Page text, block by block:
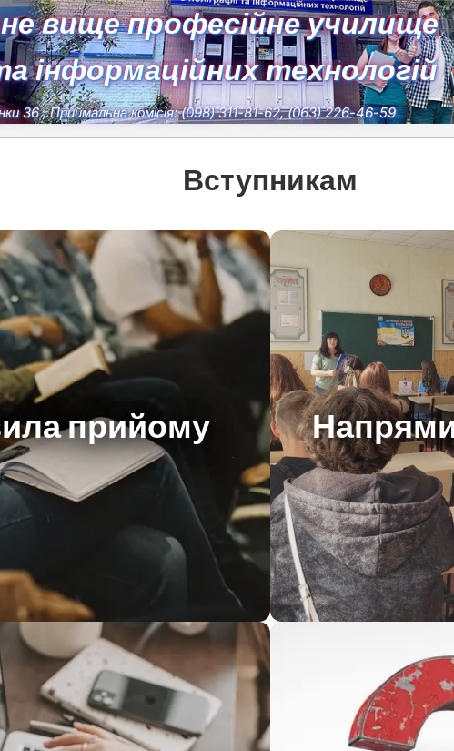
вище професійне училище
інформаційних технологій
36, Приймальна комісія:(098) 311-81-62, (063) 226-46-59
Вступникам
прийому Напрями